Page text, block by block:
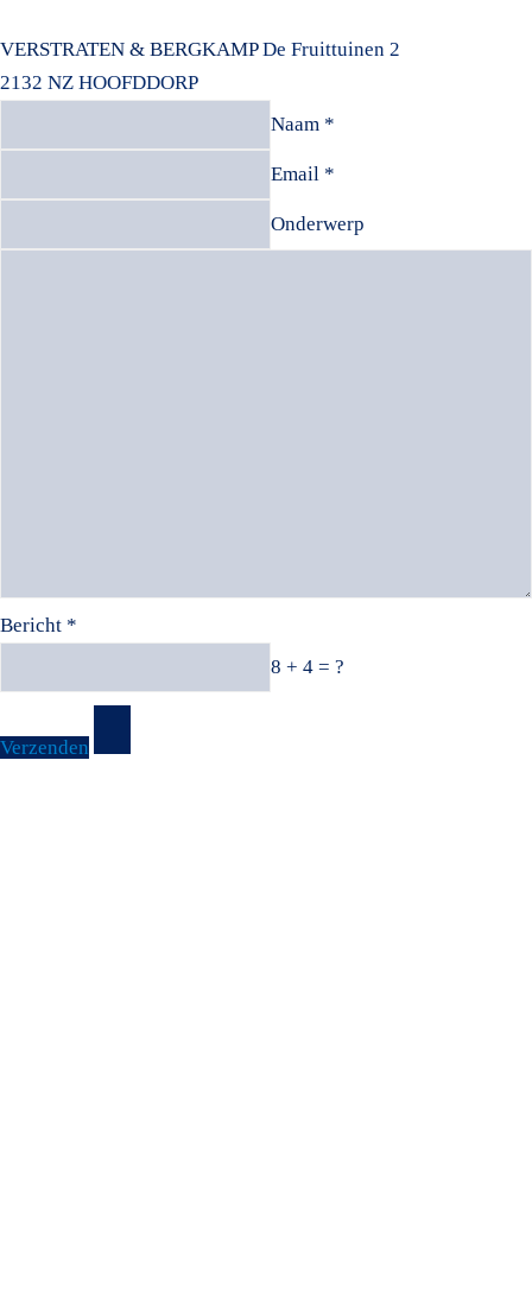
VERSTRATEN & BERGKAMP De Fruittuinen 2
2132 NZ HOOFDDORP
Naam *
Email *
Onderwerp
Bericht *
8 + 4 = ?
Verzenden